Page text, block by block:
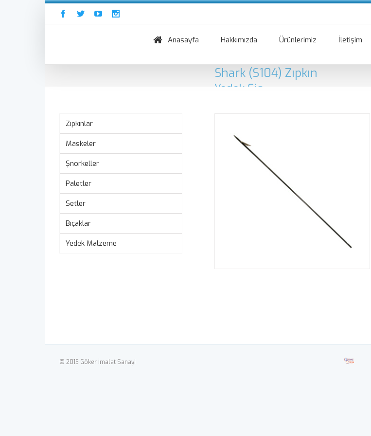
Anasayfa Hakkımızda Ürünlerimiz İletişim
Shark (S104) Zıpkın
Yedek Şiş
Zıpkınlar
Maskeler
Şnorkeller
Paletler
Setler
Bıçaklar
Yedek Malzeme
© 2015 Göker İmalat Sanayi